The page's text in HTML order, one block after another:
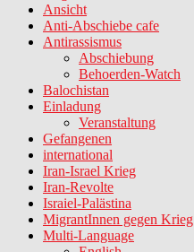
Ansicht
Anti-Abschiebe cafe
Antirassismus
Abschiebung
Behoerden-Watch
Balochistan
Einladung
Veranstaltung
Gefangenen
international
Iran-Israel Krieg
Iran-Revolte
Israiel-Palästina
MigrantInnen gegen Krieg
Multi-Language